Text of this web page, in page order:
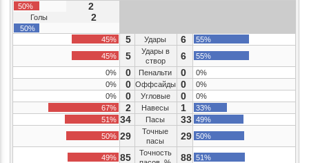
50% 2
Голы 2
50%
45%
5 Удары 6
55%
45%
5
Удары в
створ
6
55%
0%
0 Пенальти 0
0%
0%
0 Оффсайды 0
0%
0%
0 Угловые 0
0%
67%
2 Навесы 1
33%
51% 34 Пасы 33 49%
50% 29
Точные
пасы
29 50%
49% 85
Точность
88 51%